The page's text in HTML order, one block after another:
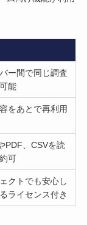
ー間で同じ調査
能
をあとで再利用
PDF、CSVを読
可
クトでも安心し
ライセンス付き